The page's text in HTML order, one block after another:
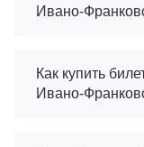
Ивано-
Как купить
Ивано-